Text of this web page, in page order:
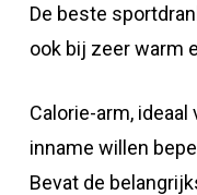
De beste
ook bij zeer warm
Calorie-arm,
inname willen
Bevat de